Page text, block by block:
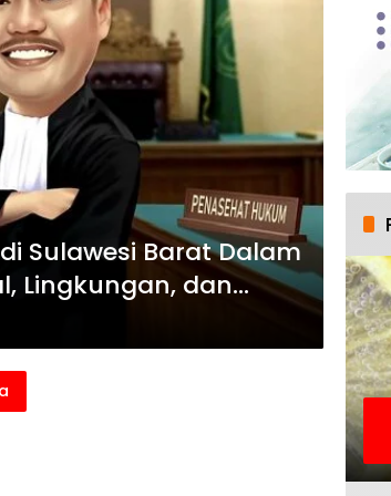
Sulawesi Barat Dalam
Lingkungan, dan